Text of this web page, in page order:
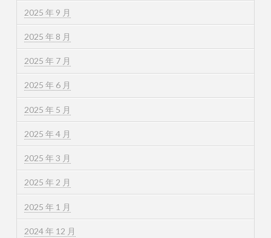
2025 年 9 月
2025 年 8 月
2025 年 7 月
2025 年 6 月
2025 年 5 月
2025 年 4 月
2025 年 3 月
2025 年 2 月
2025 年 1 月
2024 年 12 月